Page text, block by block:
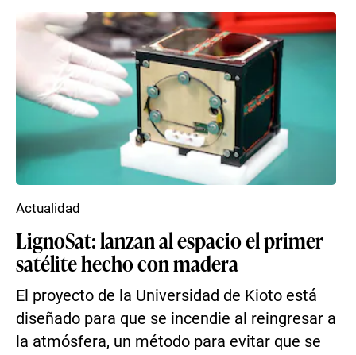
LignoSat: lanzan al espacio el primer
satélite hecho con madera
El proyecto de la Universidad de Kioto está
diseñado para que se incendie al reingresar a
la atmósfera, un método para evitar que se
Actualidad